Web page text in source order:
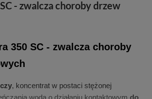
- zwalcza choroby drzew
350 SC - zwalcza choroby
, koncentrat w postaci stężonej
wodą o działaniu kontaktowym do